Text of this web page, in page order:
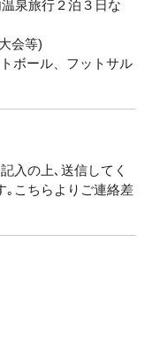
泉旅行２泊３日な
会等)
ボール、フットサル
入の上､送信してく
｡こちらよりご連絡差